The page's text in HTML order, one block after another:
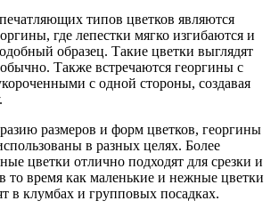
типов цветков являются
где лепестки мягко изгибаются и
образец. Такие цветки выглядят
Также встречаются георгины с
с одной стороны, создавая
размеров и форм цветков, георгины
в разных целях. Более
цветки отлично подходят для срезки и
то время как маленькие и нежные цветки
в клумбах и групповых посадках.